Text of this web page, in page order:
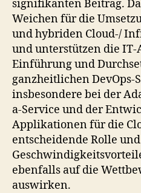
signifikanten Beitrag.
Weichen für die
und hybriden Cloud-/
und unterstützen die
Einführung und
ganzheitlichen DevOps-
insbesondere bei der
a-Service und der
Applikationen für die
entscheidende Rolle
ebenfalls auf die
auswirken.